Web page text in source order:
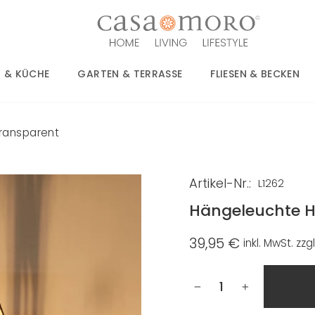
& KÜCHE GARTEN & TERRASSE FLIESEN & BECKEN
Artikel-Nr.: L1262
Hängeleuchte
Normaler
39,95 € inkl. MwSt.
+